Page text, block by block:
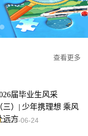
查看更多
届毕业生风采
三）| 少年携理想 乘风
远方
2026-06-24